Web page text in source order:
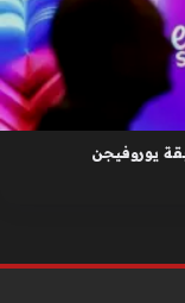
يوروفيجن